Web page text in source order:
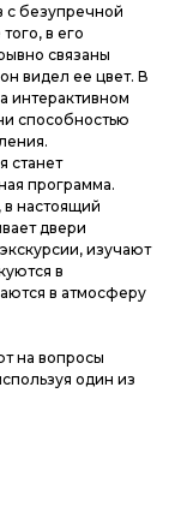
с безупречной
в его
связаны
видел ее цвет. В
интерактивном
способностью
станет
программа.
настоящий
двери
изучают
в
в атмосферу
на вопросы
один из